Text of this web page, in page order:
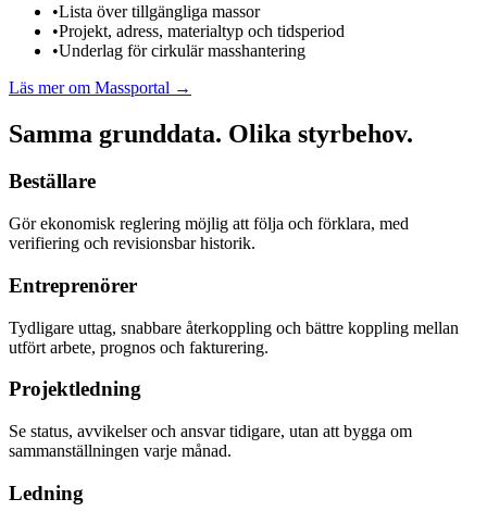
•Lista över tillgängliga massor
•Projekt, adress, materialtyp och tidsperiod
•Underlag för cirkulär masshantering
Läs mer om Massportal →
Samma grunddata. Olika styrbehov.
Beställare
Gör ekonomisk reglering möjlig att följa och förklara, med
verifiering och revisionsbar historik.
Entreprenörer
Tydligare uttag, snabbare återkoppling och bättre koppling mellan
utfört arbete, prognos och fakturering.
Projektledning
Se status, avvikelser och ansvar tidigare, utan att bygga om
sammanställningen varje månad.
Ledning